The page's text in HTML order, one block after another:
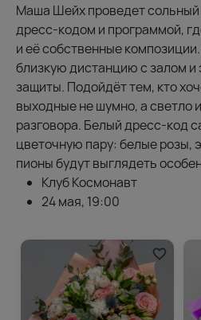
Маша Шейх проведет
дресс-кодом и программой,
и её собственные
близкую дистанцию с залом
защиты. Подойдёт тем, кто
выходные не шумно, а светло
разговора. Белый дресс-код
цветочную пару: белые розы,
пионы будут выглядеть
Клуб Космонавт
24 мая, 19:00